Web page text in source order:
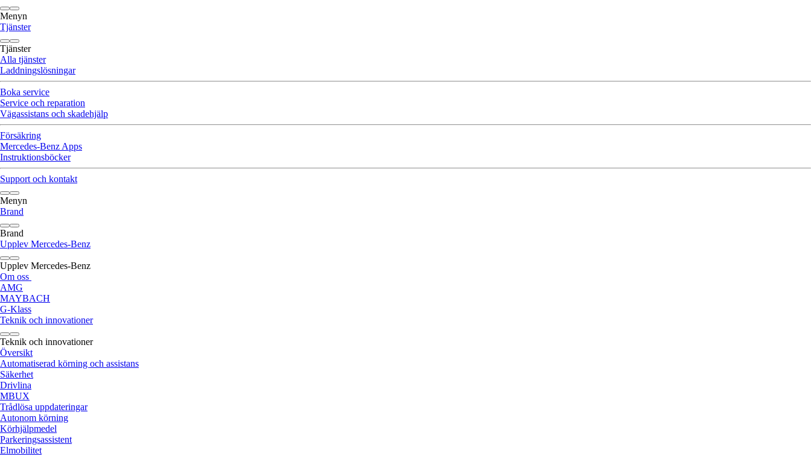
Menyn
Tjänster
Tjänster
Alla tjänster
Laddningslösningar
Boka service
Service och reparation
Vägassistans och skadehjälp
Försäkring
Mercedes-Benz Apps
Instruktionsböcker
Support och kontakt
Menyn
Brand
Brand
Upplev Mercedes-Benz
Upplev Mercedes-Benz
Om oss
AMG
MAYBACH
G-Klass
Teknik och innovationer
Teknik och innovationer
Översikt
Automatiserad körning och assistans
Säkerhet
Drivlina
MBUX
Trådlösa uppdateringar
Autonom körning
Körhjälpmedel
Parkeringsassistent
Elmobilitet